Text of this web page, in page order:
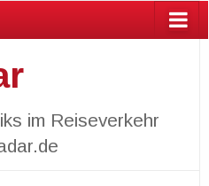
im Reiseverkehr